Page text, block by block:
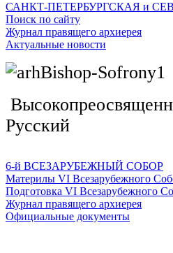
САНКТ-ПЕТЕРБУРГСКАЯ и
Поиск по сайту
Журнал правящего архиерея
Актуальные новости
Русский
6-й ВСЕЗАРУБЕЖНЫЙ СОБОР
Материлы VI Всезарубежного
Подготовка VI Всезарубежного
Журнал правящего архиерея
Официальные документы